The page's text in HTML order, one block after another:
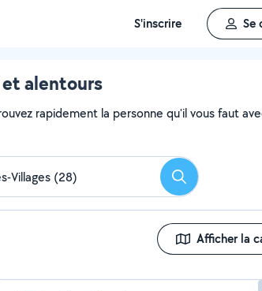
S'inscrire Se
alentours
rapidement la personne qu'il vous faut
Rechercher
Afficher la